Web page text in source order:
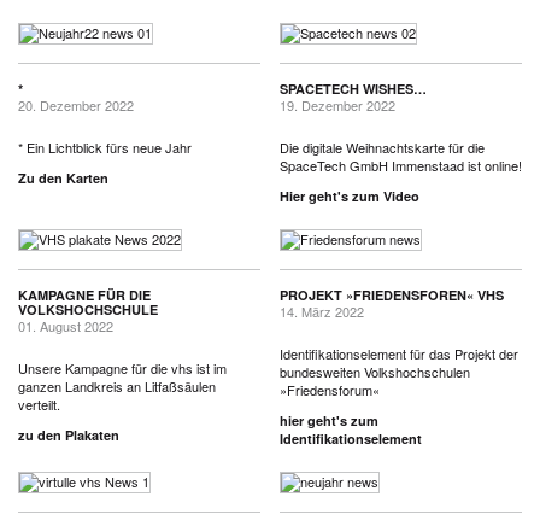
*
20. Dezember 2022
* Ein Lichtblick fürs neue Jahr
Zu den Karten
SPACETECH WISHES…
19. Dezember 2022
Die digitale Weihnachtskarte für die
SpaceTech GmbH Immenstaad ist online!
Hier geht's zum Video
KAMPAGNE FÜR DIE
VOLKSHOCHSCHULE
01. August 2022
Unsere Kampagne für die vhs ist im
ganzen Landkreis an Litfaßsäulen
verteilt.
zu den Plakaten
PROJEKT »FRIEDENSFOREN« VHS
14. März 2022
Identifikationselement für das Projekt der
bundesweiten Volkshochschulen
»Friedensforum«
hier geht's zum
Identifikationselement